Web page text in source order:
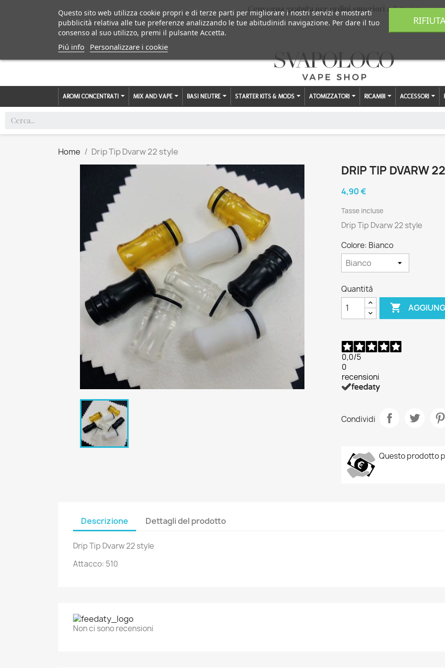
Consegna gratuita per ordini superiori a € 59,00
AROMI CONCENTRATI MIX AND VAPE BASI NEUTRE STARTER KITS & MODS ATOMIZZATORI RICAMBI ACCESSORI
Home Drip Tip Dvarw 22 style
DRIP TIP DVARW
4,90 €
Tasse incluse
Drip Tip Dvarw 22 style
Colore: Bianco
Quantità

0,0/5
0
recensioni
Condividi
Questo prodotto
Descrizione Dettagli del prodotto
Drip Tip Dvarw 22 style
Attacco: 510
Non ci sono recensioni
Questo sito web utilizza cookie propri e di terze parti per migliorare i nostri servizi e mostrarti
pubblicità relativa alle tue preferenze analizzando le tue abitudinidi navigazione. Per dare il tuo
consenso al suo utilizzo, premi il pulsante Accetta.
Piú info Personalizzare i cookie